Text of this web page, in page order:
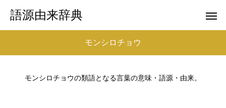
語源由来辞典
モンシロチョウ
モンシロチョウの類語となる言葉の意味・語源・由来。